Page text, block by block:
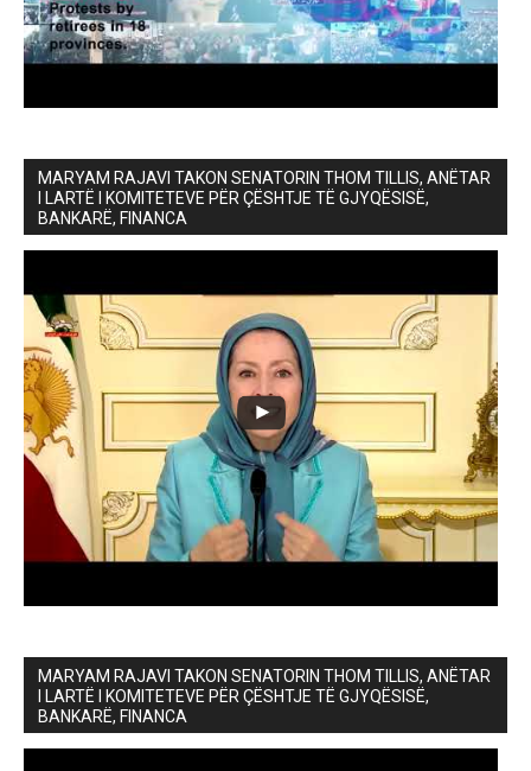
MARYAM RAJAVI TAKON SENATORIN THOM TILLIS, ANËTAR
I LARTË I KOMITETEVE PËR ÇËSHTJE TË GJYQËSISË,
BANKARË, FINANCA
MARYAM RAJAVI TAKON SENATORIN THOM TILLIS, ANËTAR
I LARTË I KOMITETEVE PËR ÇËSHTJE TË GJYQËSISË,
BANKARË, FINANCA